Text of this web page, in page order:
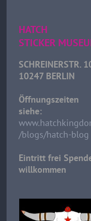
HATCH
STICKER
SCHREINERSTR.
10247 BERLIN
Öffnungszeiten
siehe:
/blogs/hatch-blog
Eintritt frei
willkommen